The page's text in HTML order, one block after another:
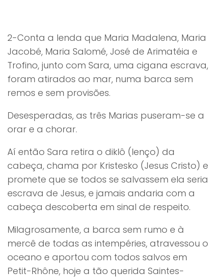
2-Conta a lenda que Maria Madalena, Maria
Jacobé, Maria Salomé, José de Arimatéia e
Trofino, junto com Sara, uma cigana escrava,
foram atirados ao mar, numa barca sem
remos e sem provisões.
Desesperadas, as três Marias puseram-se a
orar e a chorar.
Aí então Sara retira o diklô (lenço) da
cabeça, chama por Kristesko (Jesus Cristo) e
promete que se todos se salvassem ela seria
escrava de Jesus, e jamais andaria com a
cabeça descoberta em sinal de respeito.
Milagrosamente, a barca sem rumo e à
mercê de todas as intempéries, atravessou o
oceano e aportou com todos salvos em
Petit-Rhône, hoje a tão querida Saintes-